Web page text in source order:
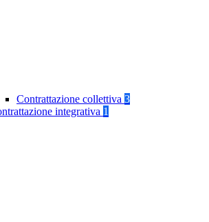
Contrattazione collettiva 3
integrativa 1